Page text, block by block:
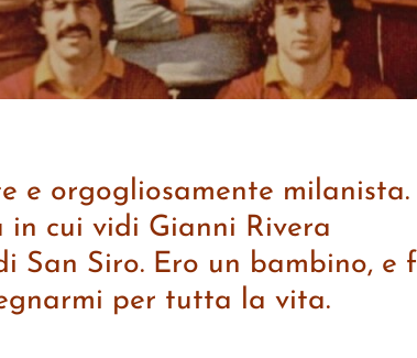
e orgogliosamente milanista.
in cui vidi Gianni Rivera
San Siro. Ero un bambino, e f
per tutta la vita.